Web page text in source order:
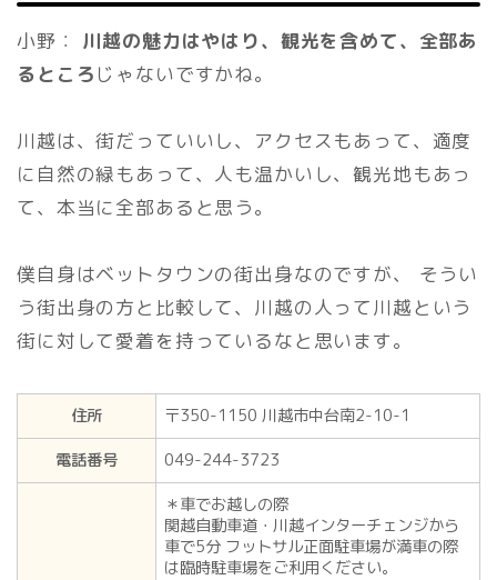
小野： 川越の魅力はやはり、観光を含めて、全部あ
るところ じゃないですかね。
川越は、街だっていいし、アクセスもあって、適度
に自然の緑もあって、人も温かいし、観光地もあっ
て、本当に全部あると思う。
僕自身はベットタウンの街出身なのですが、 そうい
う街出身の方と比較して、川越の人って川越という
街に対して愛着を持っているなと思います。
住所
〒350-1150 川越市中台南2-10-1
電話番号
049-244-3723
＊車でお越しの際
関越自動車道・川越インターチェンジから
車で5分 フットサル正面駐車場が満車の際
は臨時駐車場をご利用ください。